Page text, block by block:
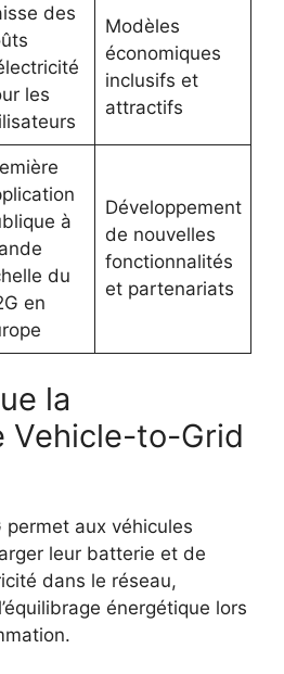
des
les
Modèles
économiques
inclusifs et
attractifs
à
du
en
Développement
de nouvelles
fonctionnalités
et partenariats
la
Vehicle-to-Grid
permet aux véhicules
leur batterie et de
dans le réseau,
énergétique lors